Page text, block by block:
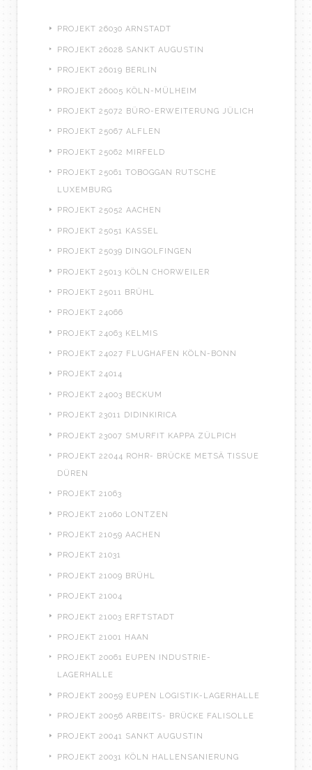
PROJEKT 26030 ARNSTADT
PROJEKT 26028 SANKT AUGUSTIN
PROJEKT 26019 BERLIN
PROJEKT 26005 KÖLN-MÜLHEIM
PROJEKT 25072 BÜRO-ERWEITERUNG JÜLICH
PROJEKT 25067 ALFLEN
PROJEKT 25062 MIRFELD
PROJEKT 25061 TOBOGGAN RUTSCHE
LUXEMBURG
PROJEKT 25052 AACHEN
PROJEKT 25051 KASSEL
PROJEKT 25039 DINGOLFINGEN
PROJEKT 25013 KÖLN CHORWEILER
PROJEKT 25011 BRÜHL
PROJEKT 24066
PROJEKT 24063 KELMIS
PROJEKT 24027 FLUGHAFEN KÖLN-BONN
PROJEKT 24014
PROJEKT 24003 BECKUM
PROJEKT 23011 DIDINKIRICA
PROJEKT 23007 SMURFIT KAPPA ZÜLPICH
PROJEKT 22044 ROHR- BRÜCKE METSÄ TISSUE
DÜREN
PROJEKT 21063
PROJEKT 21060 LONTZEN
PROJEKT 21059 AACHEN
PROJEKT 21031
PROJEKT 21009 BRÜHL
PROJEKT 21004
PROJEKT 21003 ERFTSTADT
PROJEKT 21001 HAAN
PROJEKT 20061 EUPEN INDUSTRIE-
LAGERHALLE
PROJEKT 20059 EUPEN LOGISTIK-LAGERHALLE
PROJEKT 20056 ARBEITS- BRÜCKE FALISOLLE
PROJEKT 20041 SANKT AUGUSTIN
PROJEKT 20031 KÖLN HALLENSANIERUNG